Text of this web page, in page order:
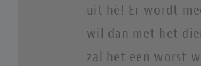
uit hè! Er wordt
wil dan met het
zal het een worst